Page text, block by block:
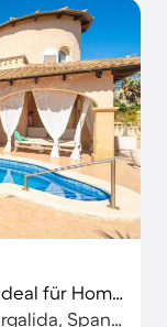
Villa mit Pool, Terrasse und Grill | Ideal für Homeoffice
Son Serra de Marina, Santa Margalida, Spanien